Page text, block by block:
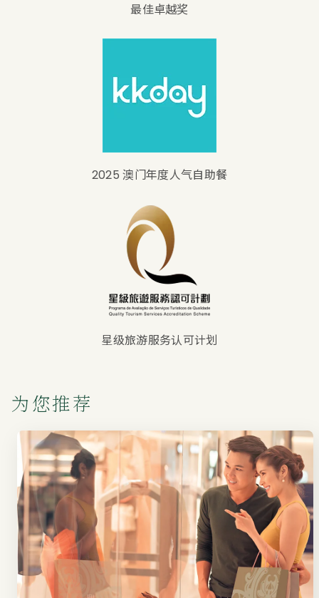
最佳卓越奖
2025 澳门年度人气自助餐
星级旅游服务认可计划
为您推荐